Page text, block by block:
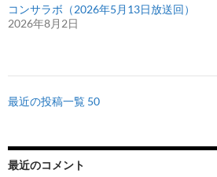
コンサラボ（2026年5月13日放送回）
2026年8月2日
最近の投稿一覧 50
最近のコメント